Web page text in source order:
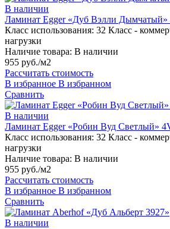
В наличии
Ламинат Egger «Дуб Вэлли Дымчатый»
Класс использования: 32 Класс -
нагрузки
Наличие товара: В наличии
955 руб./м2
Рассчитать стоимость
В избранное В избранном
Сравнить
В наличии
Ламинат Egger «Робин Вуд Светлый»
Класс использования: 32 Класс -
нагрузки
Наличие товара: В наличии
955 руб./м2
Рассчитать стоимость
В избранное В избранном
Сравнить
В наличии